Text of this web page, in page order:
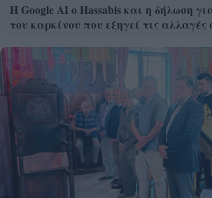
Η Google ΑΙ ο Hassabis και η δήλωση
του καρκίνου που εξηγεί τις